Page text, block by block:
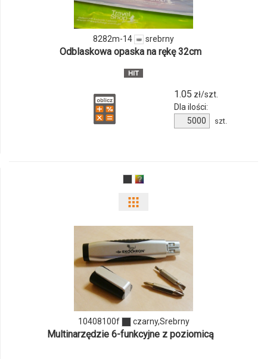
produktu
8282m-
14
8282m-14 srebrny
Odblaskowa ​opaska na rękę 32cm
1.05 zł/szt.
Dla ilości:
Ilość
produktu
szt.
odmiany
i
ilości
produktu
10408100f
10408100f czarny,Srebrny
Multinarzędzie 6-funkcyjne z poziomicą